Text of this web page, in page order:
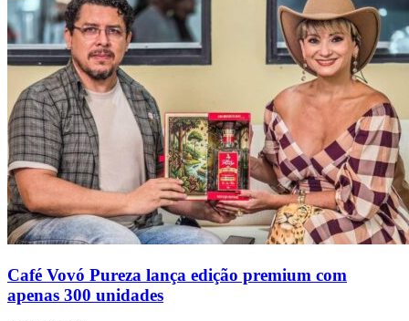
Café Vovó Pureza lança edição premium com
apenas 300 unidades